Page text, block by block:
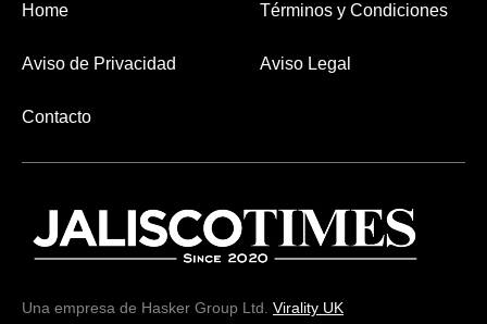
Home Términos y Condiciones
Aviso de Privacidad Aviso Legal
Contacto
Una empresa de Hasker Group Ltd. Virality UK